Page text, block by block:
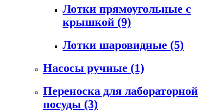
Лотки прямоугольные с
крышкой (9)
Лотки шаровидные (5)
Насосы ручные (1)
Переноска для лабораторной
посуды (3)